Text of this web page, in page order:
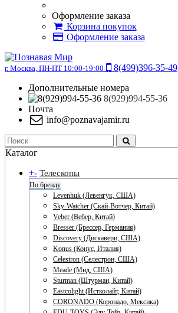
Оформление заказа
Корзина покупок
Оформление заказа
г. Москва, ПН-ПТ 10:00-19:00
8(499)396-35-49
Дополнительные номера
8(929)994-55-36
Почта
info@poznavajamir.ru
Каталог
+- Телескопы
По бренду
Levenhuk (Левенгук, США)
Sky-Watcher (Скай-Вотчер, Китай)
Veber (Вебер, Китай)
Bresser (Брессер, Германия)
Discovery (Дискавери, США)
Konus (Конус, Италия)
Celestron (Селестрон, США)
Meade (Мид, США)
Sturman (Штурман, Китай)
Eastcolight (Истколайт, Китай)
CORONADO (Коронадо, Мексика)